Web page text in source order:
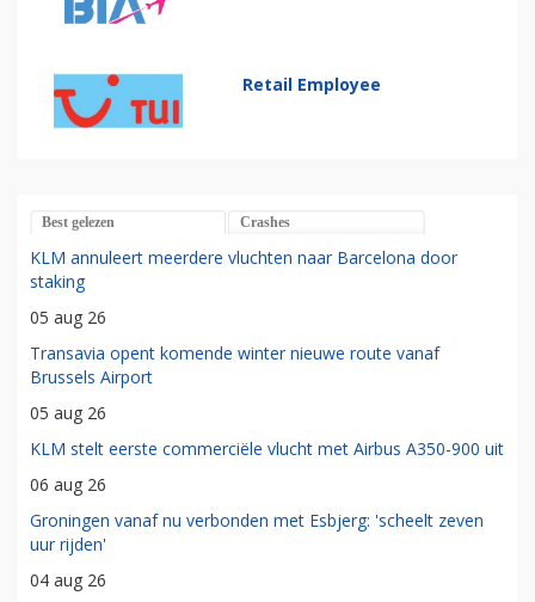
Retail Employee
Best gelezen Crashes
KLM annuleert meerdere vluchten naar Barcelona door
staking
05 aug 26
Transavia opent komende winter nieuwe route vanaf
Brussels Airport
05 aug 26
KLM stelt eerste commerciële vlucht met Airbus A350-900 uit
06 aug 26
Groningen vanaf nu verbonden met Esbjerg: 'scheelt zeven
uur rijden'
04 aug 26